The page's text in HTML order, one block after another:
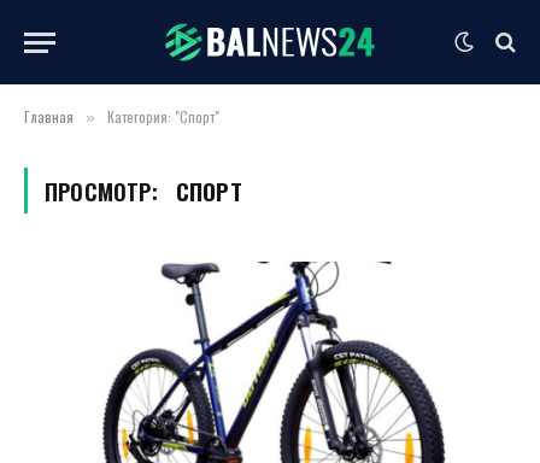
Главная » Категория: "Спорт"
ПРОСМОТР: СПОРТ